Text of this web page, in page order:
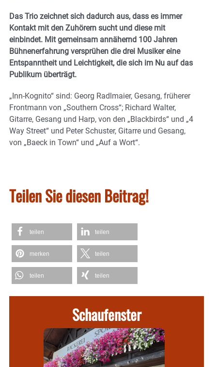
Das Trio zeichnet sich dadurch aus, dass es immer
Kontakt mit den Zuhörern sucht und diese mit
einbindet. Mit gemeinsam annähernd 100 Jahren
Bühnenerfahrung versprühen die drei Musiker eine
Entspanntheit und Leichtigkeit, die sich im Nu auf das
Publikum überträgt.
„Inn-Kognito“ sind: Georg Radlmaier, Gesang, früherer
Frontmann von „Southern Cross“; Richard Walter,
Gitarre, Gesang und Harp, von den „Blackbirds“ und „4
Way Street“ und Peter Schuster, Gitarre und Gesang,
von „Baeck in Town“ und „Auf a Wort“.
Teilen Sie diesen Beitrag!
teilen teilen
merken teilen
teilen teilen
Schaufenster